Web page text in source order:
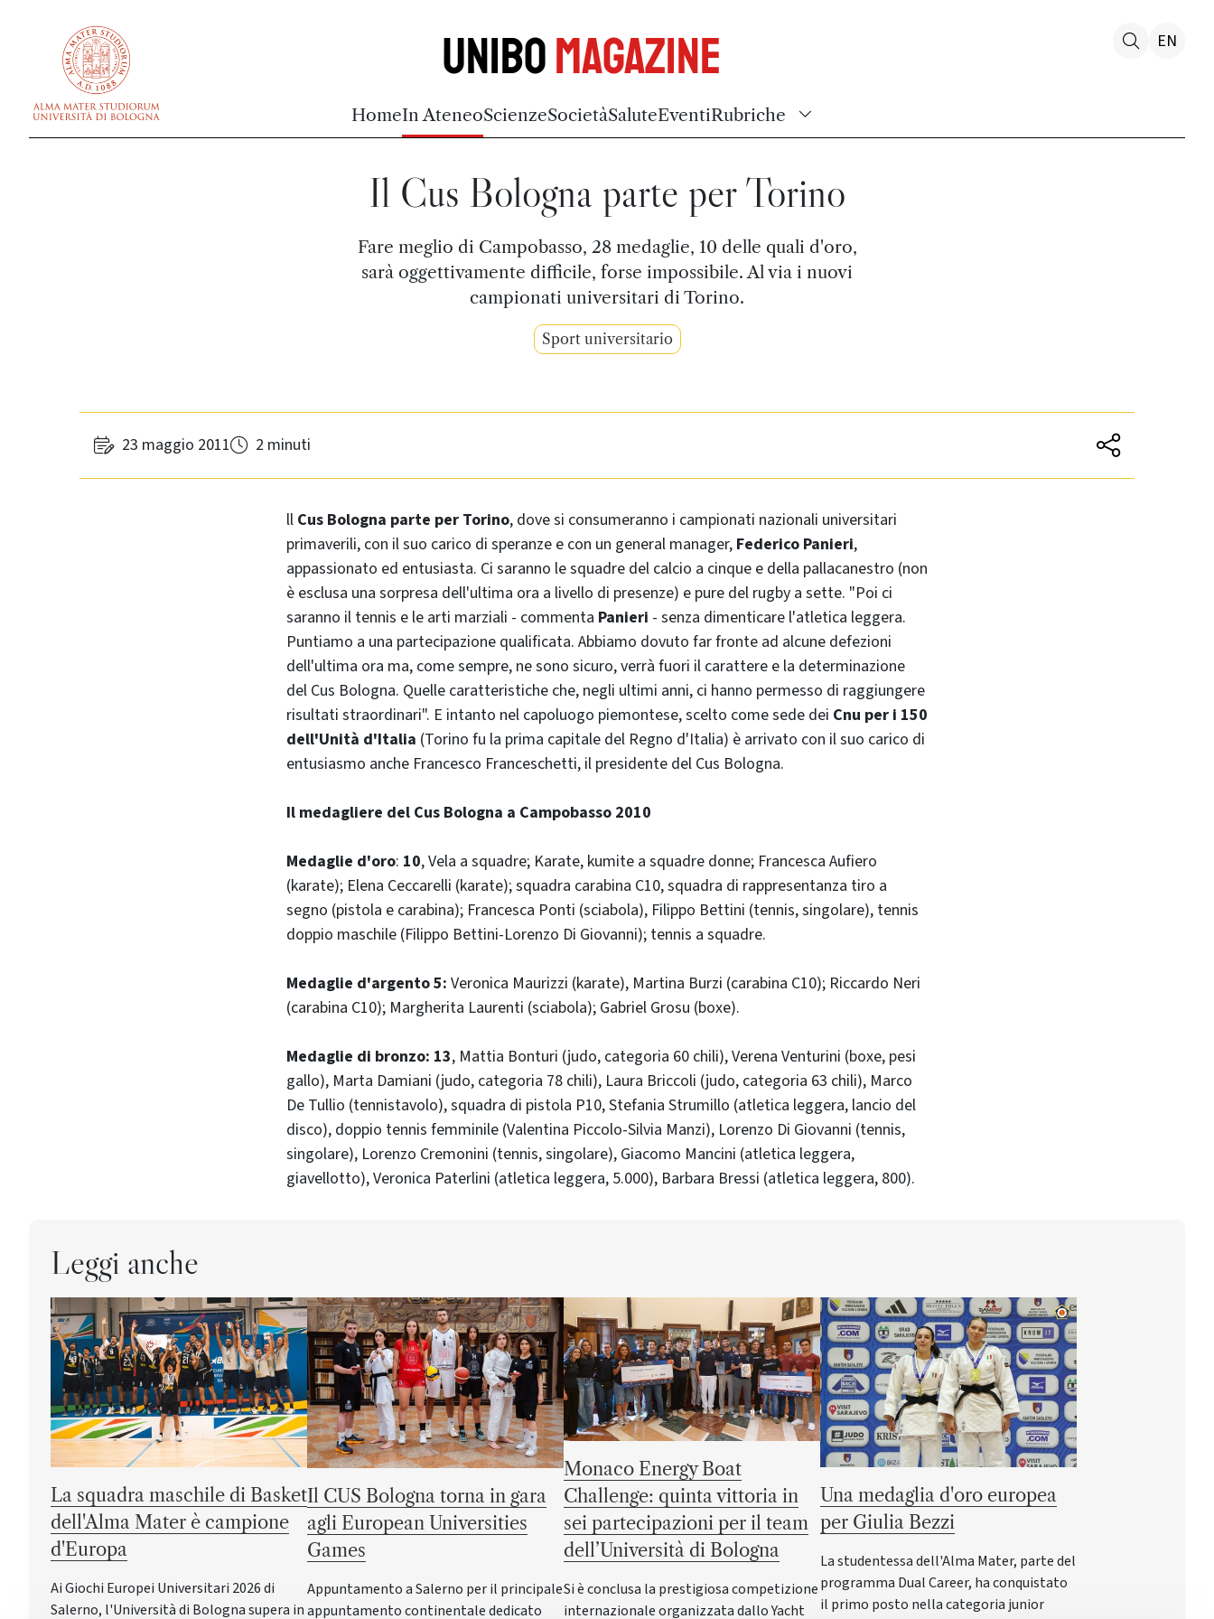
UniboMagazine
HomeIn AteneoScienzeSocietàSaluteEventiRubriche
EN
Il Cus Bologna parte per Torino
Fare meglio di Campobasso, 28 medaglie, 10 delle quali d'oro,
sarà oggettivamente difficile, forse impossibile. Al via i nuovi
campionati universitari di Torino.
Sport universitario
23 maggio 2011 2 minuti
ll Cus Bologna parte per Torino, dove si consumeranno i campionati nazionali universitari
primaverili, con il suo carico di speranze e con un general manager, Federico Panieri,
appassionato ed entusiasta. Ci saranno le squadre del calcio a cinque e della pallacanestro (non
è esclusa una sorpresa dell'ultima ora a livello di presenze) e pure del rugby a sette. "Poi ci
saranno il tennis e le arti marziali - commenta Panieri - senza dimenticare l'atletica leggera.
Puntiamo a una partecipazione qualificata. Abbiamo dovuto far fronte ad alcune defezioni
dell'ultima ora ma, come sempre, ne sono sicuro, verrà fuori il carattere e la determinazione
del Cus Bologna. Quelle caratteristiche che, negli ultimi anni, ci hanno permesso di raggiungere
risultati straordinari". E intanto nel capoluogo piemontese, scelto come sede dei Cnu per i 150
dell'Unità d'Italia (Torino fu la prima capitale del Regno d'Italia) è arrivato con il suo carico di
entusiasmo anche Francesco Franceschetti, il presidente del Cus Bologna.
Il medagliere del Cus Bologna a Campobasso 2010
Medaglie d'oro: 10, Vela a squadre; Karate, kumite a squadre donne; Francesca Aufiero
(karate); Elena Ceccarelli (karate); squadra carabina C10, squadra di rappresentanza tiro a
segno (pistola e carabina); Francesca Ponti (sciabola), Filippo Bettini (tennis, singolare), tennis
doppio maschile (Filippo Bettini-Lorenzo Di Giovanni); tennis a squadre.
Medaglie d'argento 5: Veronica Maurizzi (karate), Martina Burzi (carabina C10); Riccardo Neri
(carabina C10); Margherita Laurenti (sciabola); Gabriel Grosu (boxe).
Medaglie di bronzo: 13, Mattia Bonturi (judo, categoria 60 chili), Verena Venturini (boxe, pesi
gallo), Marta Damiani (judo, categoria 78 chili), Laura Briccoli (judo, categoria 63 chili), Marco
De Tullio (tennistavolo), squadra di pistola P10, Stefania Strumillo (atletica leggera, lancio del
disco), doppio tennis femminile (Valentina Piccolo-Silvia Manzi), Lorenzo Di Giovanni (tennis,
singolare), Lorenzo Cremonini (tennis, singolare), Giacomo Mancini (atletica leggera,
giavellotto), Veronica Paterlini (atletica leggera, 5.000), Barbara Bressi (atletica leggera, 800).
Leggi anche
La squadra maschile di Basket
dell'Alma Mater è campione
d'Europa
Ai Giochi Europei Universitari 2026 di
Salerno, l'Università di Bologna supera in
Il CUS Bologna torna in gara
agli European Universities
Games
Appuntamento a Salerno per il principale
appuntamento continentale dedicato
Monaco Energy Boat
Challenge: quinta vittoria in
sei partecipazioni per il team
dell’Università di Bologna
Si è conclusa la prestigiosa competizione
internazionale organizzata dallo Yacht
Una medaglia d'oro europea
per Giulia Bezzi
La studentessa dell'Alma Mater, parte del
programma Dual Career, ha conquistato
il primo posto nella categoria junior